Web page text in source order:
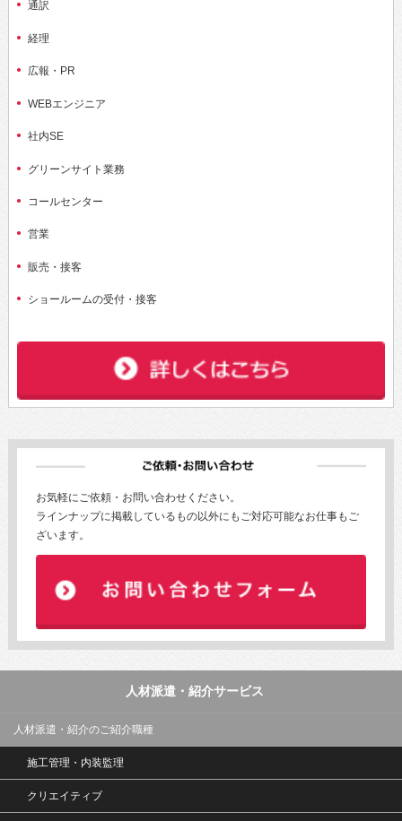
通訳
経理
広報・PR
WEBエンジニア
社内SE
グリーンサイト業務
コールセンター
営業
販売・接客
ショールームの受付・接客
お気軽にご依頼・お問い合わせください。
ラインナップに掲載しているもの以外にもご対応可能なお仕事もご
ざいます。
人材派遣・紹介サービス
人材派遣・紹介のご紹介職種
施工管理・内装監理
クリエイティブ